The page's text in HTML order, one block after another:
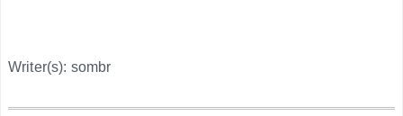
Writer(s): sombr